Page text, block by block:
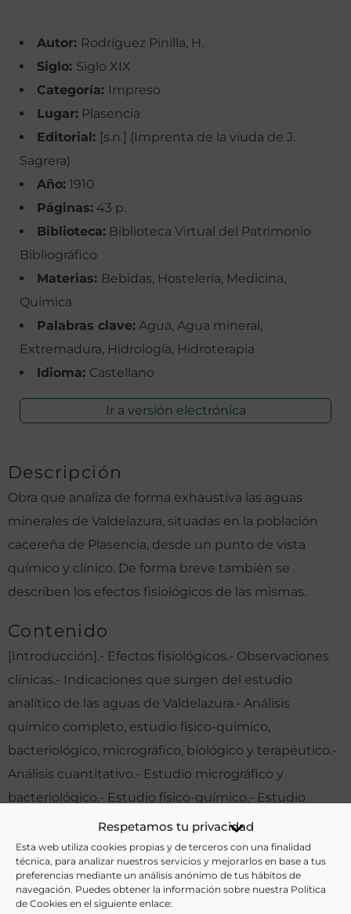
Respetamos tu privacidad
Esta web utiliza cookies propias y de terceros con una finalidad
técnica, para analizar nuestros servicios y mejorarlos en base a tus
preferencias mediante un análisis anónimo de tus hábitos de
navegación. Puedes obtener la información sobre nuestra Política
de Cookies en el siguiente enlace:
Autor: Rodríguez Pinilla, H.
Siglo: Siglo XIX
Categoría: Impreso
Lugar: Plasencia
Editorial: [s.n.] (Imprenta de la viuda de J.
Sagrera)
Año: 1910
Páginas: 43 p.
Biblioteca: Biblioteca Virtual del Patrimonio
Bibliográfico
Materias: Bebidas, Hostelería, Medicina,
Química
Palabras clave: Agua, Agua mineral,
Extremadura, Hidrología, Hidroterapia
Idioma: Castellano
Ir a versión electrónica
Descripción
Obra que analiza de forma exhaustiva las aguas
minerales de Valdelazura, situadas en la población
cacereña de Plasencia, desde un punto de vista
químico y clínico. De forma breve también se
describen los efectos fisiológicos de las mismas.
Contenido
[Introducción].- Efectos fisiológicos.- Observaciones
clínicas.- Indicaciones que surgen del estudio
analítico de las aguas de Valdelazura.- Análisis
químico completo, estudio físico-químico,
bacteriológico, micrográfico, biológico y terapéutico.-
Análisis cuantitativo.- Estudio micrográfico y
bacteriológico.- Estudio físico-químico.- Estudio
bioquímico.- Resumen general. Conclusiones y
clasificación.
Otras ediciones: